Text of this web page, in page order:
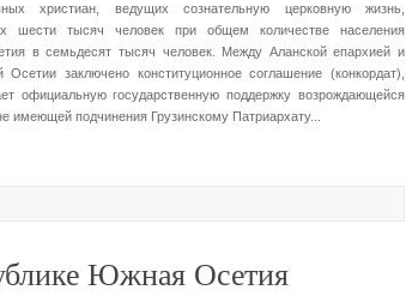
христиан, ведущих сознательную церковную жизнь,
шести тысяч человек при общем количестве населения
в семьдесят тысяч человек. Между Аланской епархией и
заключено конституционное соглашение (конкордат),
официальную государственную поддержку возрождающейся
имеющей подчинения Грузинскому Патриархату...
Южная Осетия